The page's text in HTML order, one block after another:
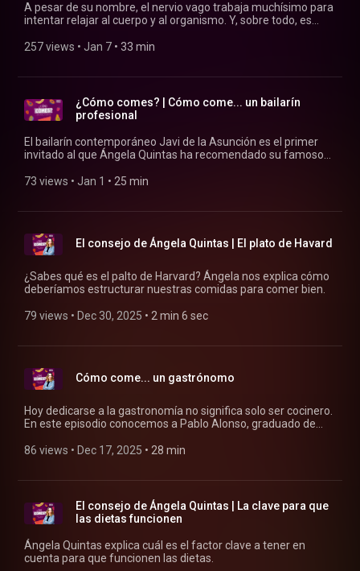
A pesar de su nombre, el nervio vago trabaja muchísimo para
intentar relajar al cuerpo y al organismo. Y, sobre todo, es
cuenta qué debemos hacer para conseguir un correcto
257 views • Jan 7 • 33 min
¿Cómo comes? | Cómo come... un bailarín
profesional
El bailarín contemporáneo Javi de la Asunción es el primer
invitado al que Ángela Quintas ha recomendado su famoso
entrenamientos y espectáculos requieren diseñar una dieta a
73 views • Jan 1 • 25 min
El consejo de Ángela Quintas | El plato de Havard
¿Sabes qué es el palto de Harvard? Ángela nos explica cómo
deberíamos estructurar nuestras comidas para comer bien.
79 views • Dec 30, 2025 • 2 min 6 sec
Cómo come... un gastrónomo
Hoy dedicarse a la gastronomía no significa solo ser cocinero.
En este episodio conocemos a Pablo Alonso, graduado de
España.
86 views • Dec 17, 2025 • 28 min
El consejo de Ángela Quintas | La clave para que
las dietas funcionen
Ángela Quintas explica cuál es el factor clave a tener en
cuenta para que funcionen las dietas.